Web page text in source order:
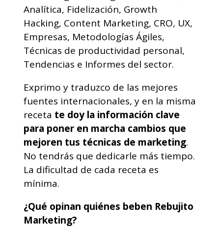
Analítica, Fidelización, Growth
Hacking, Content Marketing, CRO, UX,
Empresas, Metodologías Ágiles,
Técnicas de productividad personal,
Tendencias e Informes del sector.
Exprimo y traduzco de las mejores
fuentes internacionales, y en la misma
receta te doy la información clave
para poner en marcha cambios que
mejoren tus técnicas de marketing.
No tendrás que dedicarle más tiempo.
La dificultad de cada receta es
mínima.
¿Qué opinan quiénes beben Rebujito
Marketing?